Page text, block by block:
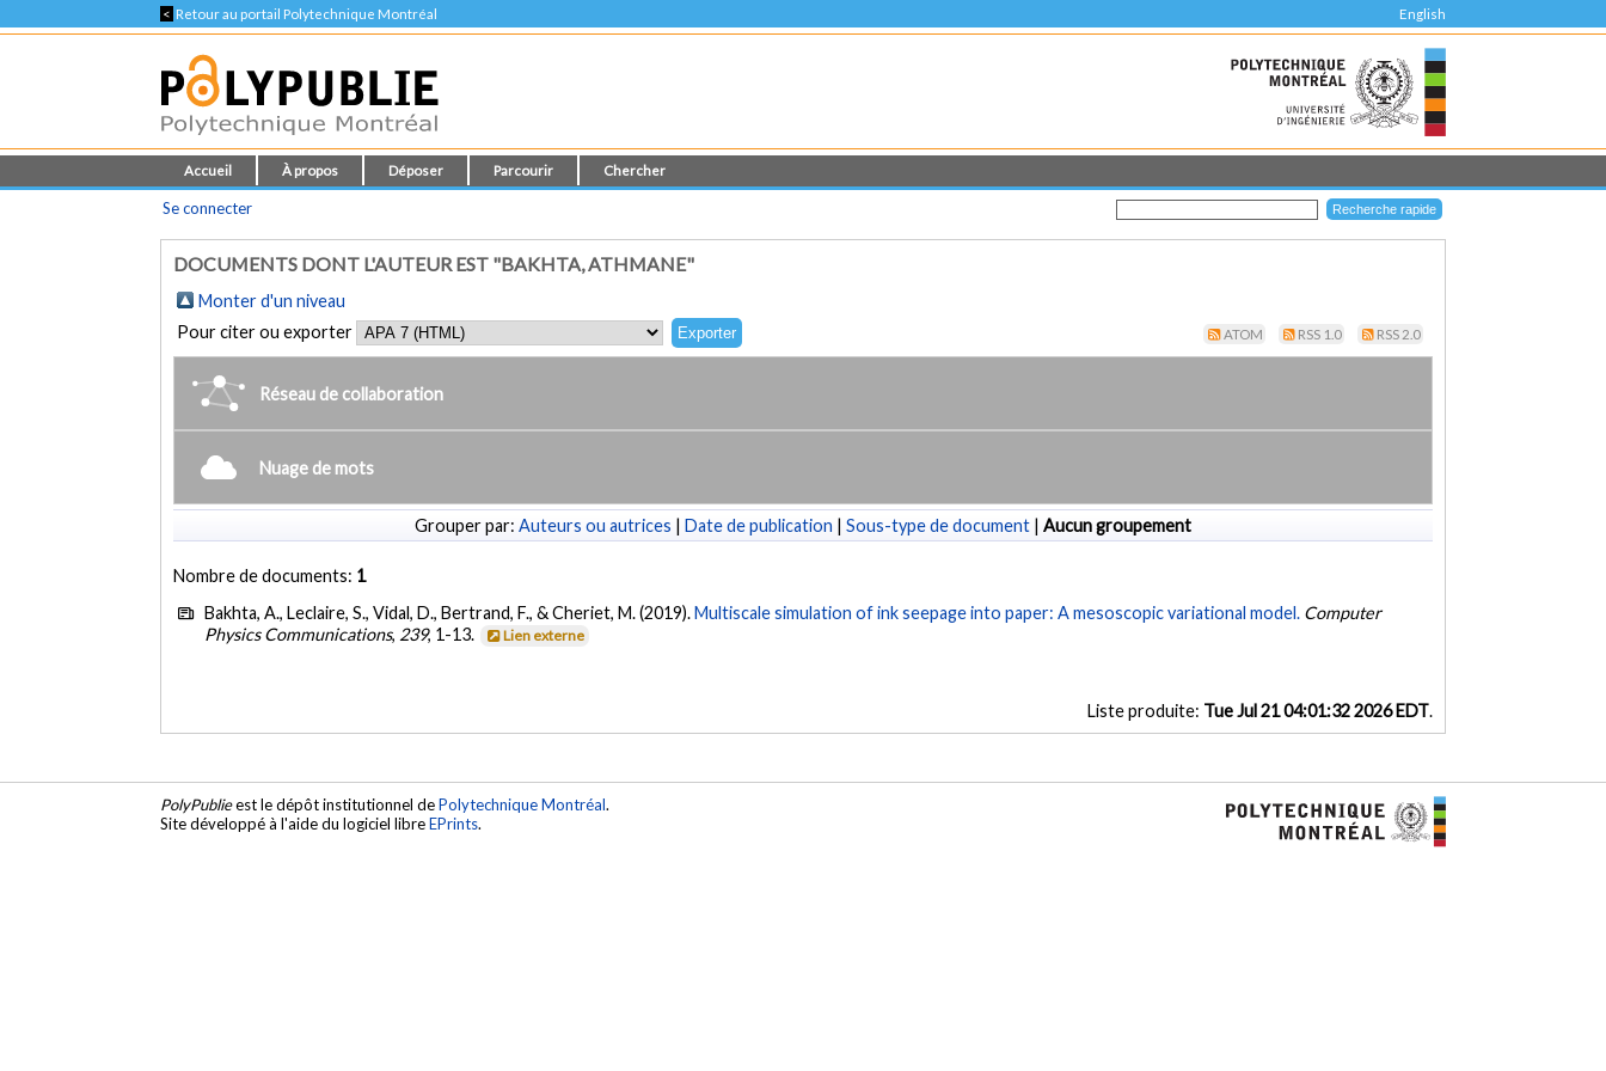
< Retour au portail Polytechnique Montréal English
Accueil À propos Déposer Parcourir Chercher
Se connecter
DOCUMENTS DONT L'AUTEUR EST "BAKHTA, ATHMANE"
Monter d'un niveau
Pour citer ou exporter
ATOM RSS 1.0 RSS 2.0
Réseau de collaboration
Nuage de mots
Grouper par: Auteurs ou autrices | Date de publication | Sous-type de document | Aucun groupement
Nombre de documents: 1
Bakhta, A., Leclaire, S., Vidal, D., Bertrand, F., & Cheriet, M. (2019).Multiscale simulation of ink seepage into paper: A mesoscopic variational model. Computer
Physics Communications, 239, 1-13. Lien externe
Liste produite: Tue Jul 21 04:01:32 2026 EDT.
PolyPublieest le dépôt institutionnel dePolytechnique Montréal.
Site développé à l'aide du logiciel libreEPrints.